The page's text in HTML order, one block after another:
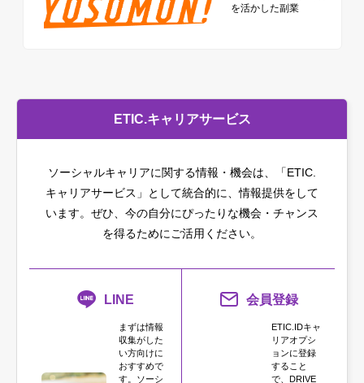
を活かした副業
ETIC.キャリアサービス
ソーシャルキャリアに関する情報・機会は、「ETIC.
キャリアサービス」として統合的に、情報提供をして
います。 ぜひ、今の自分にぴったりな機会・チャンス
を得るためにご活用ください。
LINE
まずは情報
収集がした
い方向けに
おすすめで
す。ソーシ
会員登録
ETIC.IDキャ
リアオプシ
ョンに登録
すること
で、DRIVE